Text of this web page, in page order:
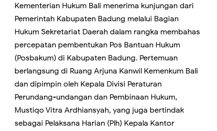
Kementerian Hukum Bali menerima kunjungan dari
Pemerintah Kabupaten Badung melalui Bagian
Hukum Sekretariat Daerah dalam rangka membahas
percepatan pembentukan Pos Bantuan Hukum
(Posbakum) di Kabupaten Badung. Pertemuan
berlangsung di Ruang Arjuna Kanwil Kemenkum Bali
dan dipimpin oleh Kepala Divisi Peraturan
Perundang-undangan dan Pembinaan Hukum,
Mustiqo Vitra Ardhiansyah, yang juga bertindak
sebagai Pelaksana Harian (Plh) Kepala Kantor